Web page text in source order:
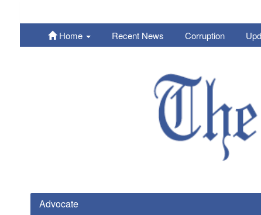
Home Recent News Corruption
Advocate